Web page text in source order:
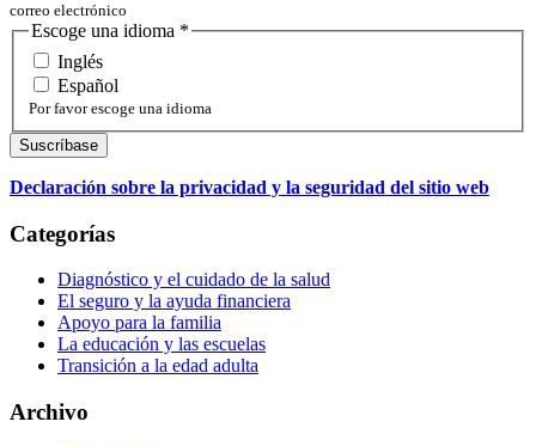
correo electrónico
Escoge una idioma *
Inglés
Español
Por favor escoge una idioma
Declaración sobre la privacidad y la seguridad del sitio web
Categorías
Diagnóstico y el cuidado de la salud
El seguro y la ayuda financiera
Apoyo para la familia
La educación y las escuelas
Transición a la edad adulta
Archivo